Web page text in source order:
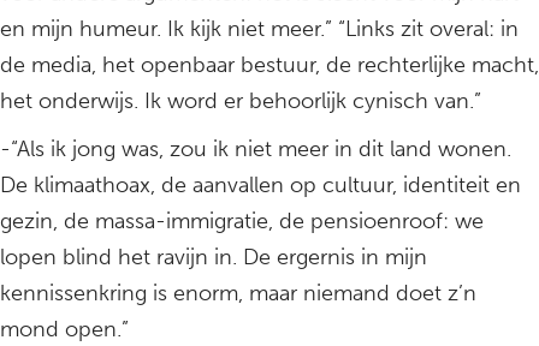
en mijn humeur. Ik kijk niet meer.” “Links zit overal: in
de media, het openbaar bestuur, de rechterlijke macht,
het onderwijs. Ik word er behoorlijk cynisch van.”
-“Als ik jong was, zou ik niet meer in dit land wonen.
De klimaathoax, de aanvallen op cultuur, identiteit en
gezin, de massa-immigratie, de pensioenroof: we
lopen blind het ravijn in. De ergernis in mijn
kennissenkring is enorm, maar niemand doet z’n
mond open.”